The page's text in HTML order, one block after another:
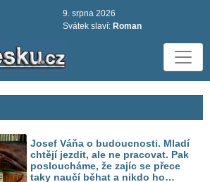
9. srpna 2026
Svátek slaví: Roman
Josef Váňa o budoucnosti. Mladí
chtějí jezdit, ale ne pracovat. Pak
posloucháme, že zajíc se přece
taky naučí běhat a nikdo ho